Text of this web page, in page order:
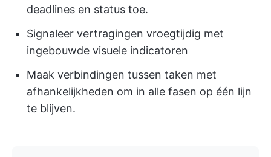
deadlines en status toe.
Signaleer vertragingen vroegtijdig met
ingebouwde visuele indicatoren
Maak verbindingen tussen taken met
afhankelijkheden om in alle fasen op één lijn
te blijven.